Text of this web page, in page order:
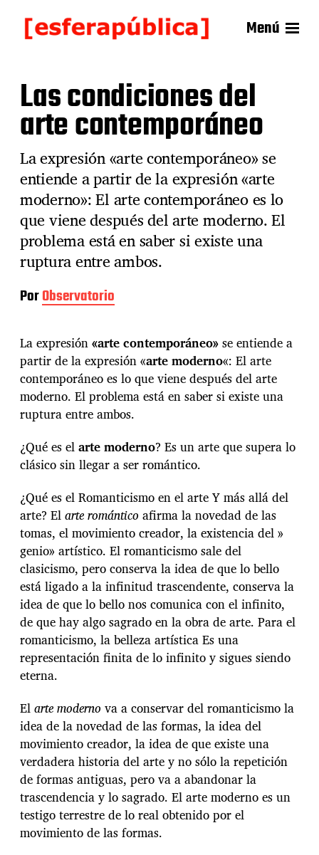
Menú
Las condiciones del
arte contemporáneo
La expresión «arte contemporáneo» se
entiende a partir de la expresión «arte
moderno»: El arte contemporáneo es lo
que viene después del arte moderno. El
problema está en saber si existe una
ruptura entre ambos.
PorObservatorio
La expresión«arte contemporáneo»se entiende a
partir de la expresión «arte moderno«: El arte
contemporáneo es lo que viene después del arte
moderno. El problema está en saber si existe una
ruptura entre ambos.
¿Qué es elarte moderno? Es un arte que supera lo
clásico sin llegar a ser romántico.
¿Qué es el Romanticismo en el arte Y más allá del
arte? Elarte romántico afirma la novedad de las
tomas, el movimiento creador, la existencia del »
genio» artístico. El romanticismo sale del
clasicismo, pero conserva la idea de que lo bello
está ligado a la infinitud trascendente, conserva la
idea de que lo bello nos comunica con el infinito,
de que hay algo sagrado en la obra de arte. Para el
romanticismo, la belleza artística Es una
representación finita de lo infinito y sigues siendo
eterna.
Elarte moderno va a conservar del romanticismo la
idea de la novedad de las formas, la idea del
movimiento creador, la idea de que existe una
verdadera historia del arte y no sólo la repetición
de formas antiguas, pero va a abandonar la
trascendencia y lo sagrado. El arte moderno es un
testigo terrestre de lo real obtenido por el
movimiento de las formas.